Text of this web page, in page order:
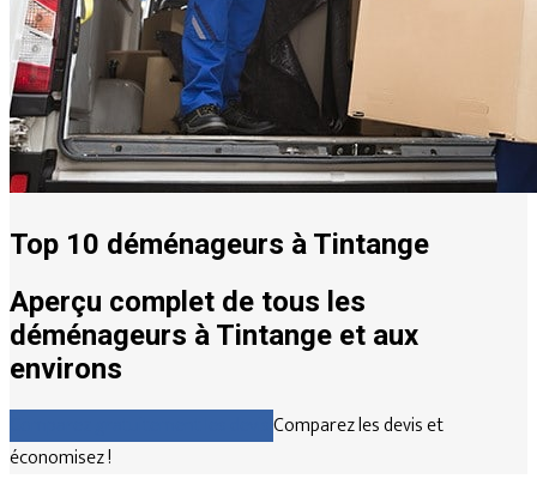
Top 10 déménageurs à Tintange
Aperçu complet de tous les
déménageurs à Tintange et aux
environs
Comparez les devis et
économisez !